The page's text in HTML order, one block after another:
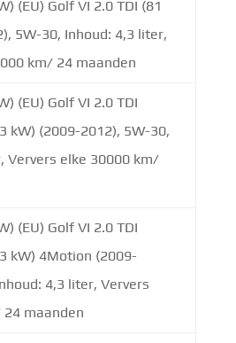
(EU) Golf VI 2.0 TDI (81
5W-30, Inhoud: 4,3 liter,
km/ 24 maanden
(EU) Golf VI 2.0 TDI
kW) (2009-2012), 5W-30,
Ververs elke 30000 km/
(EU) Golf VI 2.0 TDI
kW) 4Motion (2009-
4,3 liter, Ververs
maanden